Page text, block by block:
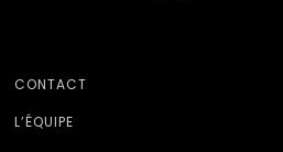
CONTACT
L’ÉQUIPE